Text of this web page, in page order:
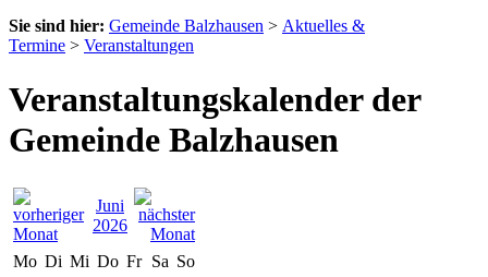
Sie sind hier: Gemeinde Balzhausen > Aktuelles &
Termine > Veranstaltungen
Veranstaltungskalender der
Gemeinde Balzhausen
Juni
2026
Mo Di Mi Do Fr Sa So